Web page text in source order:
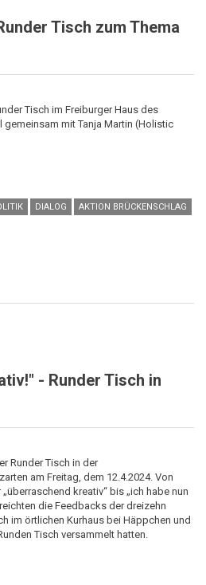
Tisch zum Thema
Tisch im Freiburger Haus des
mit Tanja Martin (Holistic
DIALOG
AKTION BRÜCKENSCHLAG
- Runder Tisch in
Runder Tisch in der
am Freitag, dem 12.4.2024. Von
kreativ“ bis „ich habe nun
die Feedbacks der dreizehn
im örtlichen Kurhaus bei Häppchen und
Tisch versammelt hatten.